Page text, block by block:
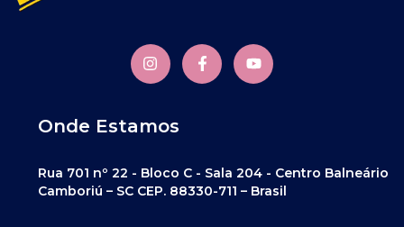
Onde Estamos
Rua 701 nº 22 - Bloco C - Sala 204 - Centro Balneário
Camboriú – SC CEP. 88330-711 – Brasil